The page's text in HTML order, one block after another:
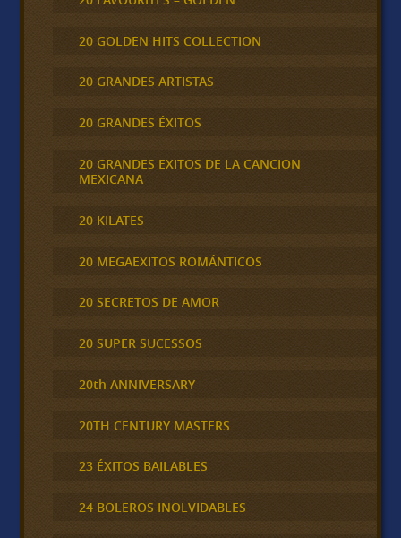
20 GOLDEN HITS COLLECTION
20 GRANDES ARTISTAS
20 GRANDES ÉXITOS
20 GRANDES EXITOS DE LA CANCION
MEXICANA
20 KILATES
20 MEGAEXITOS ROMÁNTICOS
20 SECRETOS DE AMOR
20 SUPER SUCESSOS
20th ANNIVERSARY
20TH CENTURY MASTERS
23 ÉXITOS BAILABLES
24 BOLEROS INOLVIDABLES